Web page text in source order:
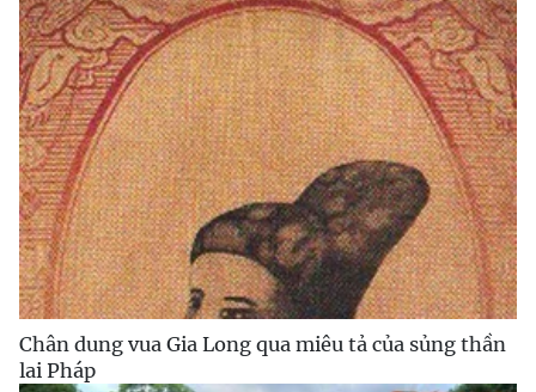
Chân dung vua Gia Long qua miêu tả của sủng thần
lai Pháp